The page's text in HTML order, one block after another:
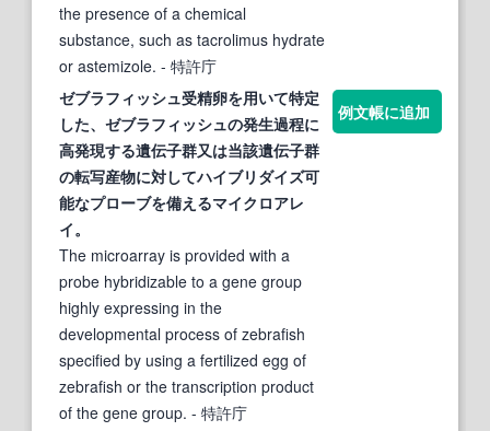
the presence of a chemical
substance, such as tacrolimus hydrate
or astemizole. - 特許庁
ゼブラフィッシュ受精卵を用いて特定
した、 ゼブラフィッシュの発生過程に
高発現する遺伝子群又は当該遺伝子群
の転写産物に対してハイブリダイズ可
能なプローブを備えるマイクロアレ
イ。
The microarray is provided with a
probe hybridizable to a gene group
highly expressing in the
developmental process of zebrafish
specified by using a fertilized egg of
zebrafish or the transcription product
of the gene group. - 特許庁
例文帳に追加